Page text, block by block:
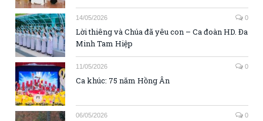
14/05/2026 0
Lời thiêng và Chúa đã yêu con – Ca đoàn HD. Đa
Minh Tam Hiệp
11/05/2026 0
Ca khúc: 75 năm Hồng Ân
06/05/2026 0